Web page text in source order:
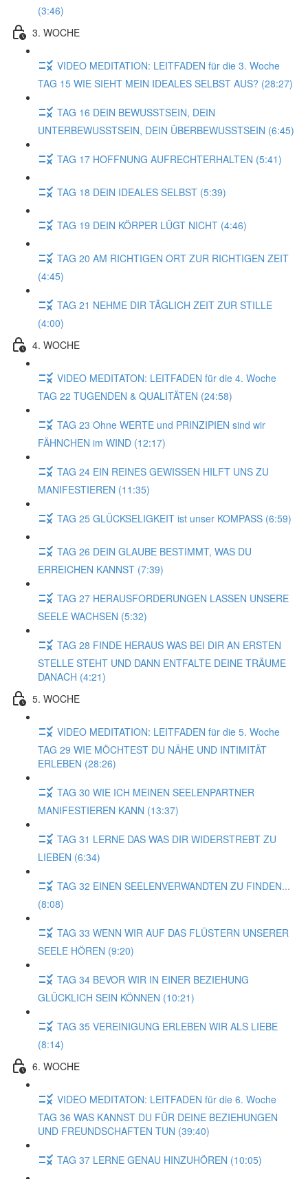
(3:46)
3. WOCHE
VIDEO MEDITATION: LEITFADEN für die 3. Woche
TAG 15 WIE SIEHT MEIN IDEALES SELBST AUS? (28:27)
TAG 16 DEIN BEWUSSTSEIN, DEIN
UNTERBEWUSSTSEIN, DEIN ÜBERBEWUSSTSEIN (6:45)
TAG 17 HOFFNUNG AUFRECHTERHALTEN (5:41)
TAG 18 DEIN IDEALES SELBST (5:39)
TAG 19 DEIN KÖRPER LÜGT NICHT (4:46)
TAG 20 AM RICHTIGEN ORT ZUR RICHTIGEN ZEIT
(4:45)
TAG 21 NEHME DIR TÄGLICH ZEIT ZUR STILLE
(4:00)
4. WOCHE
VIDEO MEDITATON: LEITFADEN für die 4. Woche
TAG 22 TUGENDEN & QUALITÄTEN (24:58)
TAG 23 Ohne WERTE und PRINZIPIEN sind wir
FÄHNCHEN im WIND (12:17)
TAG 24 EIN REINES GEWISSEN HILFT UNS ZU
MANIFESTIEREN (11:35)
TAG 25 GLÜCKSELIGKEIT ist unser KOMPASS (6:59)
TAG 26 DEIN GLAUBE BESTIMMT, WAS DU
ERREICHEN KANNST (7:39)
TAG 27 HERAUSFORDERUNGEN LASSEN UNSERE
SEELE WACHSEN (5:32)
TAG 28 FINDE HERAUS WAS BEI DIR AN ERSTEN
STELLE STEHT UND DANN ENTFALTE DEINE TRÄUME
DANACH (4:21)
5. WOCHE
VIDEO MEDITATION: LEITFADEN für die 5. Woche
TAG 29 WIE MÖCHTEST DU NÄHE UND INTIMITÄT
ERLEBEN (28:26)
TAG 30 WIE ICH MEINEN SEELENPARTNER
MANIFESTIEREN KANN (13:37)
TAG 31 LERNE DAS WAS DIR WIDERSTREBT ZU
LIEBEN (6:34)
TAG 32 EINEN SEELENVERWANDTEN ZU FINDEN...
(8:08)
TAG 33 WENN WIR AUF DAS FLÜSTERN UNSERER
SEELE HÖREN (9:20)
TAG 34 BEVOR WIR IN EINER BEZIEHUNG
GLÜCKLICH SEIN KÖNNEN (10:21)
TAG 35 VEREINIGUNG ERLEBEN WIR ALS LIEBE
(8:14)
6. WOCHE
VIDEO MEDITATON: LEITFADEN für die 6. Woche
TAG 36 WAS KANNST DU FÜR DEINE BEZIEHUNGEN
UND FREUNDSCHAFTEN TUN (39:40)
TAG 37 LERNE GENAU HINZUHÖREN (10:05)